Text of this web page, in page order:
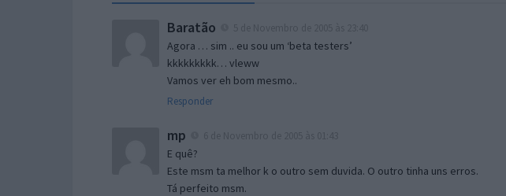
Baratão
Agora … sim .. eu sou um ‘beta testers’
kkkkkkkkk… vleww
Vamos ver eh bom mesmo..
Responder
mp
E quê?
Este msm ta melhor k o outro sem duvida. O outro tinha uns erros.
Tá perfeito msm.